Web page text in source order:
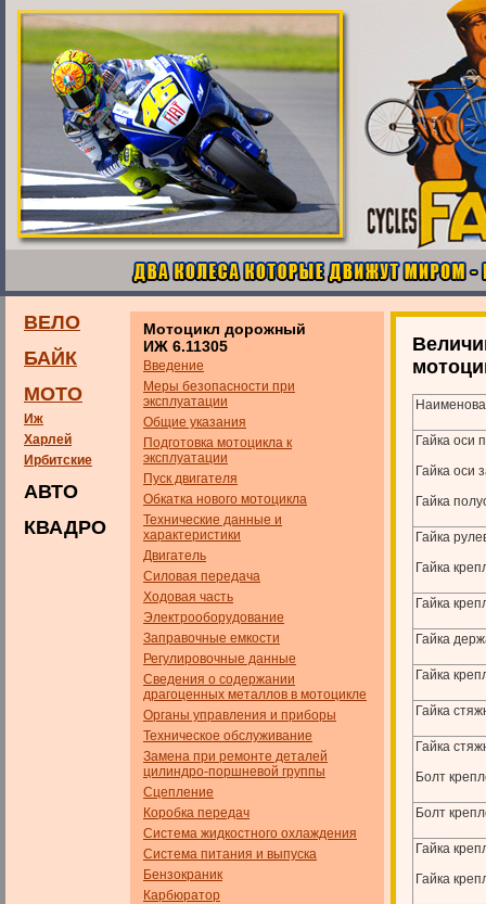
ВЕЛО
БАЙК
МОТО
Иж
Харлей
Ирбитские
АВТО
КВАДРО
Мотоцикл дорожный
ИЖ 6.11305
Введение
Меры безопасности при
эксплуатации
Общие указания
Подготовка мотоцикла к
эксплуатации
Пуск двигателя
Обкатка нового мотоцикла
Технические данные и
характеристики
Двигатель
Силовая передача
Ходовая часть
Электрооборудование
Заправочные емкости
Регулировочные данные
Сведения о содержании
драгоценных металлов в мотоцикле
Органы управления и приборы
Техническое обслуживание
Замена при ремонте деталей
цилиндро-поршневой группы
Сцепление
Коробка передач
Система жидкостного охлаждения
Система питания и выпуска
Бензокраник
Карбюратор
Гайка оси
Гайка оси
Гайка
Гайка
Гайка
Гайка
Гайка
Гайка
Гайка
Гайка
Болт
Болт
Гайка
Гайка